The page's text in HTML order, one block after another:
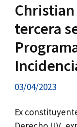
Christian
tercera
03/04/2023
Ex